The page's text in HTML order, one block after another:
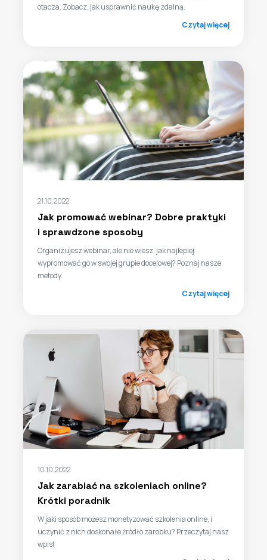
otacza. Zobacz, jak usprawnić naukę zdalną.
Czytaj więcej
21.10.2022
Jak promować webinar? Dobre praktyki
i sprawdzone sposoby
Organizujesz webinar, ale nie wiesz, jak najlepiej
wypromować go w swojej grupie docelowej? Poznaj nasze
metody.
Czytaj więcej
10.10.2022
Jak zarabiać na szkoleniach online?
Krótki poradnik
W jaki sposób możesz monetyzować szkolenia online, i
uczynić z nich doskonałe źródło zarobku? Przeczytaj nasz
wpis!